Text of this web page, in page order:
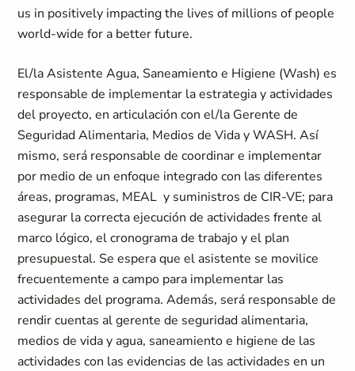
us in positively impacting the lives of millions of people
world-wide for a better future.
El/la Asistente Agua, Saneamiento e Higiene (Wash) es
responsable de implementar la estrategia y actividades
del proyecto, en articulación con el/la Gerente de
Seguridad Alimentaria, Medios de Vida y WASH. Así
mismo, será responsable de coordinar e implementar
por medio de un enfoque integrado con las diferentes
áreas, programas, MEAL y suministros de CIR-VE; para
asegurar la correcta ejecución de actividades frente al
marco lógico, el cronograma de trabajo y el plan
presupuestal. Se espera que el asistente se movilice
frecuentemente a campo para implementar las
actividades del programa. Además, será responsable de
rendir cuentas al gerente de seguridad alimentaria,
medios de vida y agua, saneamiento e higiene de las
actividades con las evidencias de las actividades en un